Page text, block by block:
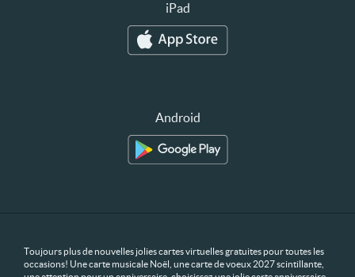
iPad
Android
Toujours plus de nouvelles jolies cartes virtuelles gratuites pour toutes les
occasions! Une carte musicale Noël, une carte de voeux 2027 scintillante,